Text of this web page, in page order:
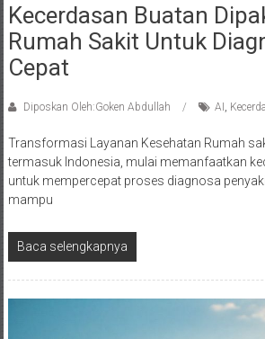
Kecerdasan Buatan
Rumah Sakit Untuk
Cepat
Diposkan Oleh:Goken Abdullah AI ,
Transformasi Layanan Kesehatan Rumah
termasuk Indonesia, mulai memanfaatkan
untuk mempercepat proses diagnosa
mampu
Baca selengkapnya